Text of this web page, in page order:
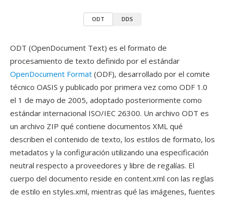
ODT DDS
ODT (OpenDocument Text) es el formato de
procesamiento de texto definido por el estándar
OpenDocument Format (ODF), desarrollado por el comite
técnico OASIS y publicado por primera vez como ODF 1.0
el 1 de mayo de 2005, adoptado posteriormente como
estándar internacional ISO/IEC 26300. Un archivo ODT es
un archivo ZIP qué contiene documentos XML qué
describen el contenido de texto, los estilos de formato, los
metadatos y la configuración utilizando una especificación
neutral respecto a proveedores y libre de regalías. El
cuerpo del documento reside en content.xml con las reglas
de estilo en styles.xml, mientras qué las imágenes, fuentes